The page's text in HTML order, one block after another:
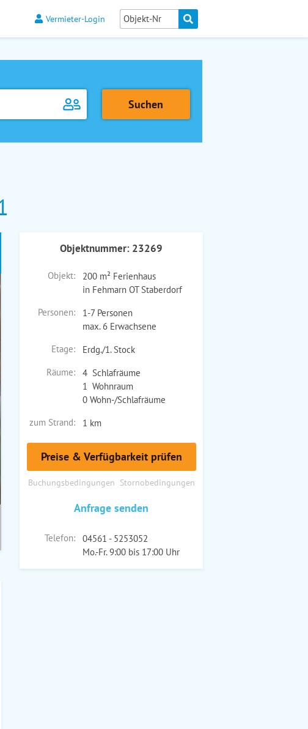
Vermieter-Login
Objektnummer: 23269
Objekt:
200 m² Ferienhaus
in Fehmarn OT Staberdorf
Personen:
1-7 Personen
max. 6 Erwachsene
Etage:
Erdg./1. Stock
Räume:
4 Schlafräume
1 Wohnraum
0 Wohn-/Schlafräume
zum Strand:
1 km
Preise & Verfügbarkeit prüfen
Buchungsbedingungen Stornobedingungen
Anfrage senden
Telefon:
04561 - 5253052
Mo.-Fr. 9:00 bis 17:00 Uhr